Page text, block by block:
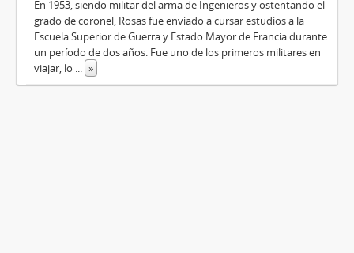
En 1953, siendo militar del arma de Ingenieros y ostentando el
grado de coronel, Rosas fue enviado a cursar estudios a la
Escuela Superior de Guerra y Estado Mayor de Francia durante
un período de dos años. Fue uno de los primeros militares en
viajar, lo ... »